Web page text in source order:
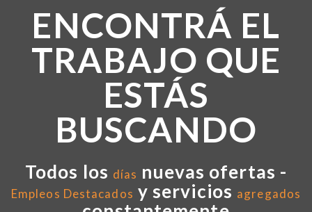
ENCONTRÁ EL
TRABAJO QUE
ESTÁS
BUSCANDO
Todos los días nuevas ofertas -
Empleos Destacados y servicios agregados